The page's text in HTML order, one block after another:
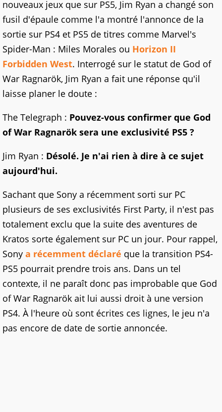
nouveaux jeux que sur PS5, Jim Ryan a changé son
fusil d'épaule comme l'a montré l'annonce de la
sortie sur PS4 et PS5 de titres comme Marvel's
Spider-Man : Miles Morales ou Horizon II
Forbidden West. Interrogé sur le statut de God of
War Ragnarök, Jim Ryan a fait une réponse qu'il
laisse planer le doute :
The Telegraph : Pouvez-vous confirmer que God
of War Ragnarök sera une exclusivité PS5 ?
Jim Ryan : Désolé. Je n'ai rien à dire à ce sujet
aujourd'hui.
Sachant que Sony a récemment sorti sur PC
plusieurs de ses exclusivités First Party, il n'est pas
totalement exclu que la suite des aventures de
Kratos sorte également sur PC un jour. Pour rappel,
Sony a récemment déclaré que la transition PS4-
PS5 pourrait prendre trois ans. Dans un tel
contexte, il ne paraît donc pas improbable que God
of War Ragnarök ait lui aussi droit à une version
PS4. À l'heure où sont écrites ces lignes, le jeu n'a
pas encore de date de sortie annoncée.